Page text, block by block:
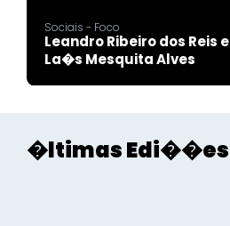
Sociais - Foco
Leandro Ribeiro dos Reis e
La�s Mesquita Alves
�ltimas Edi��es